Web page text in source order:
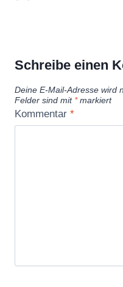
Schreibe einen
Deine E-Mail-Adresse wird
Felder sind mit *markiert
Kommentar *